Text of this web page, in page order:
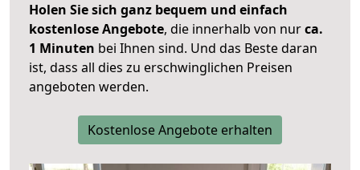
Holen Sie sich ganz bequem und einfach
kostenlose Angebote, die innerhalb von nurca.
1 Minuten bei Ihnen sind. Und das Beste daran
ist, dass all dies zu erschwinglichen Preisen
angeboten werden.
Kostenlose Angebote erhalten